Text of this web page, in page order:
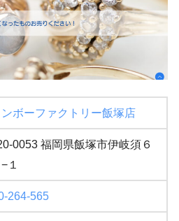
ンボーファクトリー飯塚店
0053 福岡県飯塚市伊岐須６
１
264-565